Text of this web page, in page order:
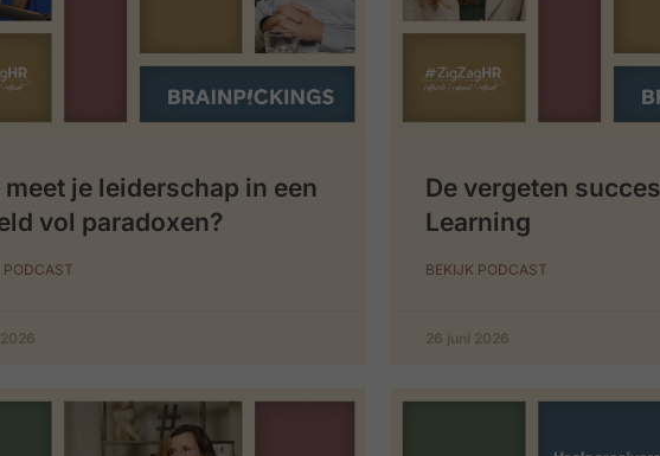
meet je leiderschap in een
vol paradoxen?
PODCAST
De vergeten
Learning
BEKIJK PODCAST
26 juni 2026